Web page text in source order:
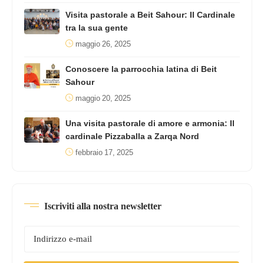
Visita pastorale a Beit Sahour: Il Cardinale
tra la sua gente
maggio 26, 2025
Conoscere la parrocchia latina di Beit
Sahour
maggio 20, 2025
Una visita pastorale di amore e armonia: Il
cardinale Pizzaballa a Zarqa Nord
febbraio 17, 2025
Iscriviti alla nostra newsletter